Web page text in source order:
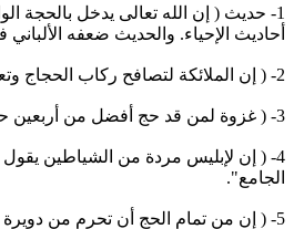
‏1- حديث ( إن الله تعالى يدخل بالحجة
أحاديث الإحياء. والحديث ضعفه
‏4- ( إن لإبليس مردة من الشياطين
الجامع".‏
‏5- ( إن من تمام الحج أن تحرم من